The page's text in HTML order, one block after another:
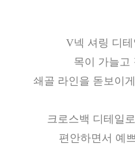
V넥 셔링 디
목이 가늘고
쇄골 라인을 돋보이
크로스백 디테일
편안하면서 예